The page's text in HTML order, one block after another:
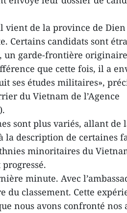
vient de la province de
Certains candidats sont
un garde-frontière
que cette fois, il a
ses études militaires»,
du Vietnam de l’Agence
sont plus variés, allant de
description de certaines
minoritaires du
minute. Avec
du classement. Cette
nous avons confronté nos